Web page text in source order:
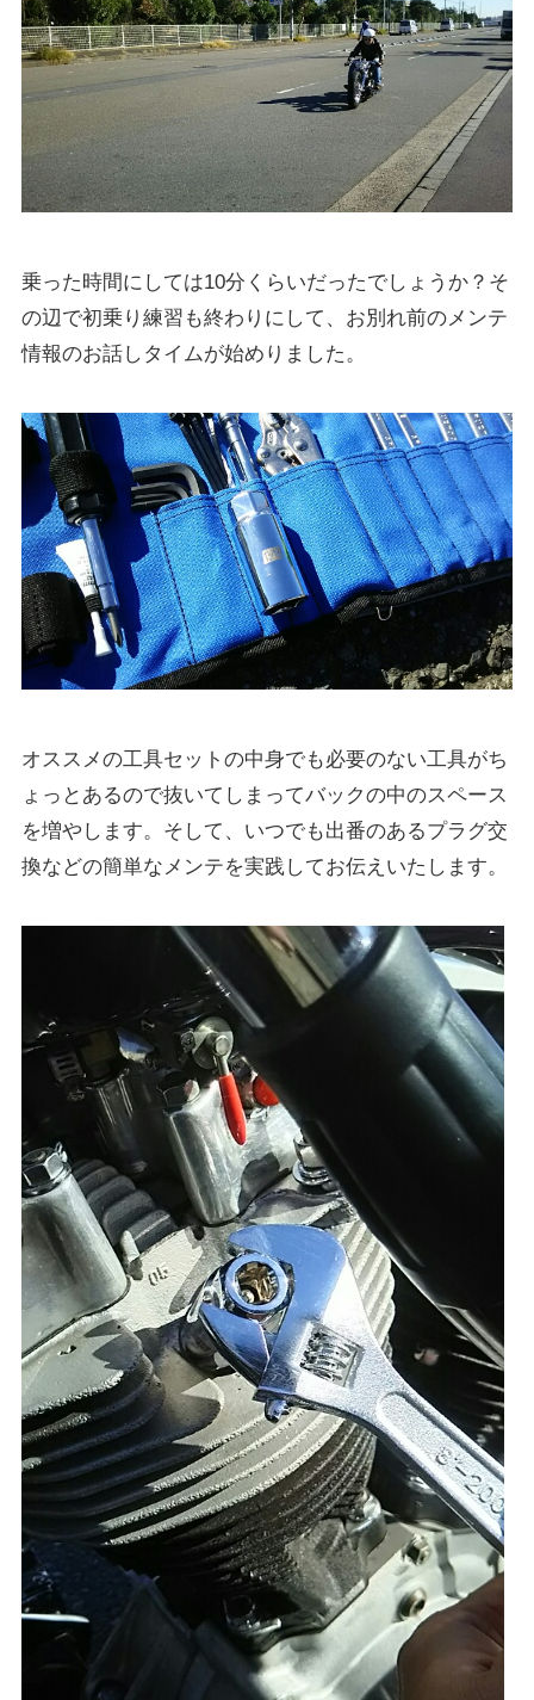
乗った時間にしては10分くらいだったでしょうか？そ
の辺で初乗り練習も終わりにして、お別れ前のメンテ
情報のお話しタイムが始めりました。
オススメの工具セットの中身でも必要のない工具がち
ょっとあるので抜いてしまってバックの中のスペース
を増やします。そして、いつでも出番のあるプラグ交
換などの簡単なメンテを実践してお伝えいたします。